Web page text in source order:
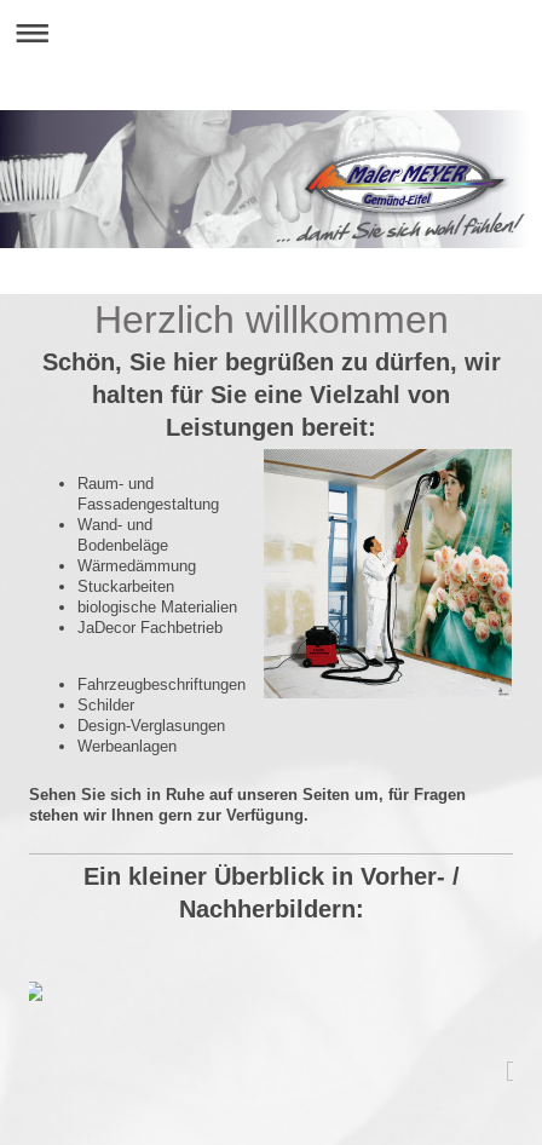
Herzlich willkommen
Schön, Sie hier begrüßen zu dürfen, wir
halten für Sie eine Vielzahl von
Leistungen bereit:
Raum- und
Fassadengestaltung
Wand- und
Bodenbeläge
Wärmedämmung
Stuckarbeiten
biologische Materialien
JaDecor Fachbetrieb
Fahrzeugbeschriftungen
Schilder
Design-Verglasungen
Werbeanlagen
Sehen Sie sich in Ruhe auf unseren Seiten um, für Fragen
stehen wir Ihnen gern zur Verfügung.
Ein kleiner Überblick in Vorher- /
Nachherbildern: